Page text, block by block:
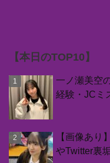
【本日のTOP10】
一ノ瀬美空
経験・JCミ
【画像あり
やTwitter裏